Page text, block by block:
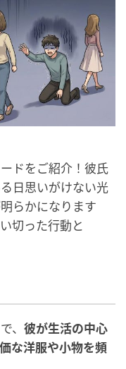
ドをご紹介！彼氏
日思いがけない光
らかになります
切った行動と
、 彼が生活の中心
な洋服や小物を頻